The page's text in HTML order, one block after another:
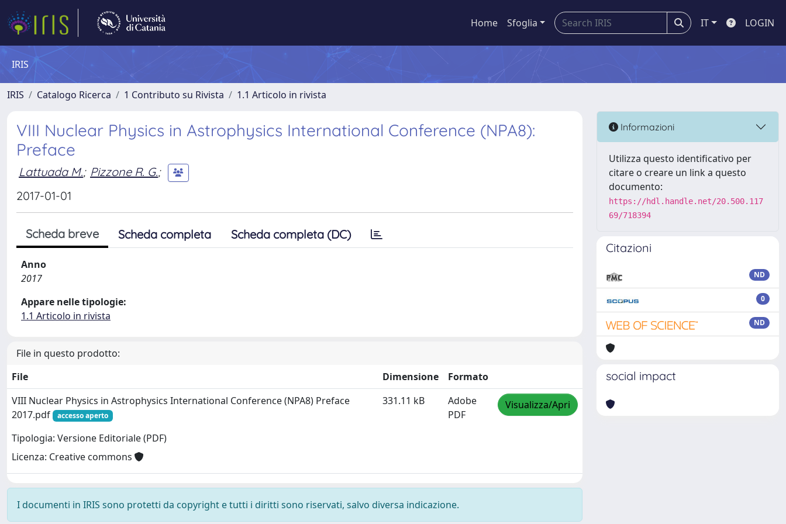
Home Sfoglia IT LOGIN
IRIS
IRIS Catalogo Ricerca 1 Contributo su Rivista 1.1 Articolo in rivista
VIII Nuclear Physics in Astrophysics International Conference (NPA8):
Preface
Lattuada M.; Pizzone R. G.;
2017-01-01
Scheda breve Scheda completa Scheda completa (DC)
Anno
2017
Appare nelle tipologie:
1.1 Articolo in rivista
File in questo prodotto:
File
Dimensione
Formato
VIII Nuclear Physics in Astrophysics International Conference (NPA8) Preface
2017.pdf
accesso aperto
Tipologia: Versione Editoriale (PDF)
Licenza: Creative commons
331.11 kB
Adobe
PDF
Visualizza/Apri
I documenti in IRIS sono protetti da copyright e tutti i diritti sono riservati, salvo diversa indicazione.
Informazioni
Utilizza questo identificativo per
citare o creare un link a questo
documento:
https://hdl.handle.net/20.500.117
69/718394
Citazioni
ND
0
ND
social impact